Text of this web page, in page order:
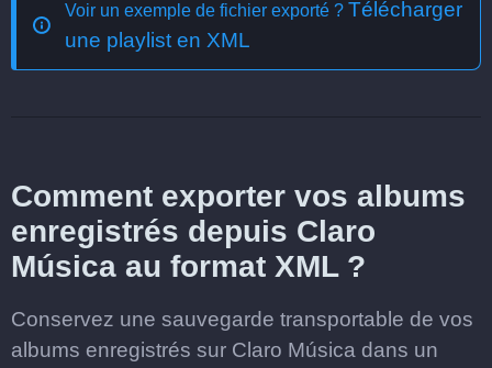
Voir un exemple de fichier exporté ? Télécharger
une playlist en XML
Comment exporter vos albums
enregistrés depuis Claro
Música au format XML ?
Conservez une sauvegarde transportable de vos
albums enregistrés sur Claro Música dans un